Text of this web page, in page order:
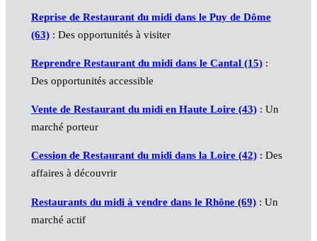
Reprise de Restaurant du midi dans le Puy de Dôme
(63): Des opportunités à visiter
Reprendre Restaurant du midi dans le Cantal (15):
Des opportunités accessible
Vente de Restaurant du midi en Haute Loire (43): Un
marché porteur
Cession de Restaurant du midi dans la Loire (42): Des
affaires à découvrir
Restaurants du midi à vendre dans le Rhône (69): Un
marché actif